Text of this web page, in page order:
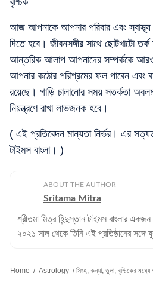
আজ আপনাকে আপনার পরিবার এবং
দিতে হবে। জীবনসঙ্গীর সাথে ছোটখাটো
আন্তরিক আলাপ আপনাদের সম্পর্ককে
আপনার কঠোর পরিশ্রমের ফল পাবেন এবং
রয়েছে। গাড়ি চালানোর সময় সতর্কতা
নিয়ন্ত্রণে রাখা লাভজনক হবে।
( এই প্রতিবেদন মান্যতা নির্ভর। এর
টাইমস বাংলা। )
ABOUT THE AUTHOR
Sritama Mitra
শ্রীতমা মিত্র হিন্দুস্তান টাইমস বাংলার
২০২১ সাল থেকে তিনি এই প্রতিষ্ঠানের
আগ্রহ রয়েছে। পেশাদার জীবন: পেশাদার জীবনের শুরুতে শ্রীতমা আকাশবাণী,
Home / Astrology / সিংহ, কন্যা, তুলা, বৃশ্চিকের মধ্যে